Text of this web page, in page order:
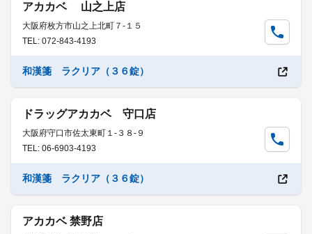
アカカベ 山之上店
大阪府枚方市山之上北町７-１５
TEL: 072-843-4193
和漢箋 ラクリア（３６錠）
ドラッグアカカベ 守口店
大阪府守口市佐太東町１-３８-９
TEL: 06-6903-4193
和漢箋 ラクリア（３６錠）
アカカベ 禁野店